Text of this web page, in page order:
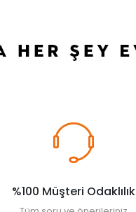
%100 Müşteri Odaklılık